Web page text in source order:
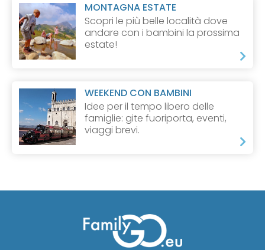
MONTAGNA ESTATE
Scopri le più belle località dove
andare con i bambini la prossima
estate!
WEEKEND CON BAMBINI
Idee per il tempo libero delle
famiglie: gite fuoriporta, eventi,
viaggi brevi.